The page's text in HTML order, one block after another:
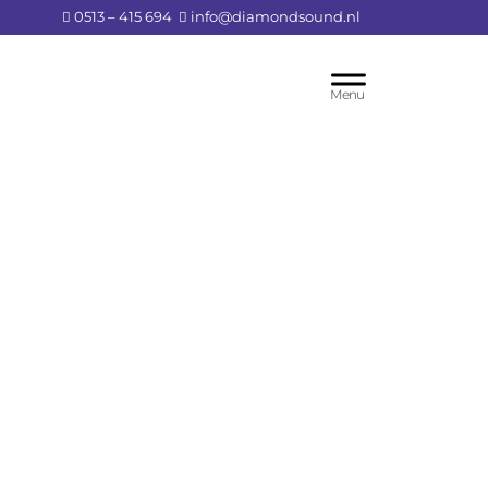
0513 – 415 694 info@diamondsound.nl
Header